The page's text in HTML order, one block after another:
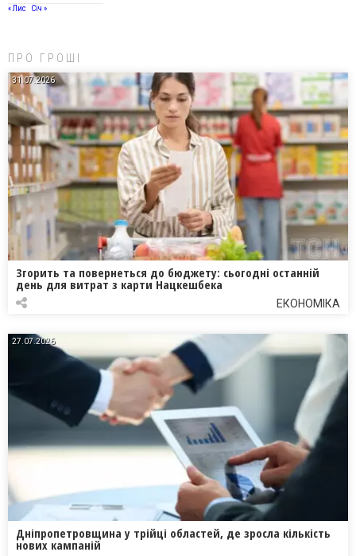
« Лис Січ »
ПРО ГРОШІ
31.07.2026
Згорить та повернеться до бюджету: сьогодні останній
день для витрат з карти Нацкешбека
ЕКОНОМІКА
27.07.2026
Дніпропетровщина у трійці областей, де зросла кількість
нових кампаній